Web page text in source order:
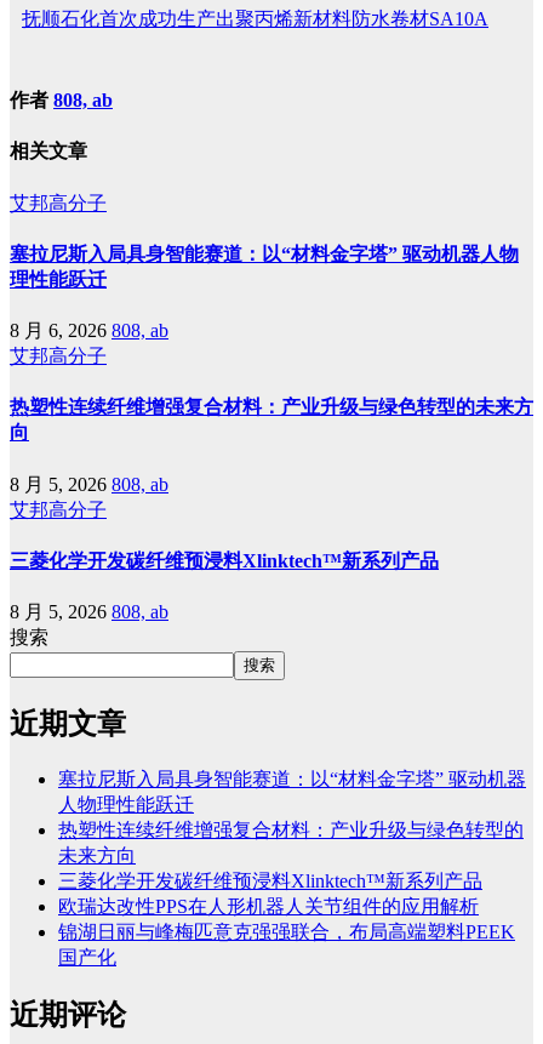
抚顺石化首次成功生产出聚丙烯新材料防水卷材SA10A
作者 808, ab
相关文章
艾邦高分子
塞拉尼斯入局具身智能赛道：以“材料金字塔” 驱动机器人物
理性能跃迁
8 月 6, 2026 808, ab
艾邦高分子
热塑性连续纤维增强复合材料：产业升级与绿色转型的未来方
向
8 月 5, 2026 808, ab
艾邦高分子
三菱化学开发碳纤维预浸料Xlinktech™新系列产品
8 月 5, 2026 808, ab
搜索
搜索
近期文章
塞拉尼斯入局具身智能赛道：以“材料金字塔” 驱动机器
人物理性能跃迁
热塑性连续纤维增强复合材料：产业升级与绿色转型的
未来方向
三菱化学开发碳纤维预浸料Xlinktech™新系列产品
欧瑞达改性PPS在人形机器人关节组件的应用解析
锦湖日丽与峰梅匹意克强强联合，布局高端塑料PEEK
国产化
近期评论